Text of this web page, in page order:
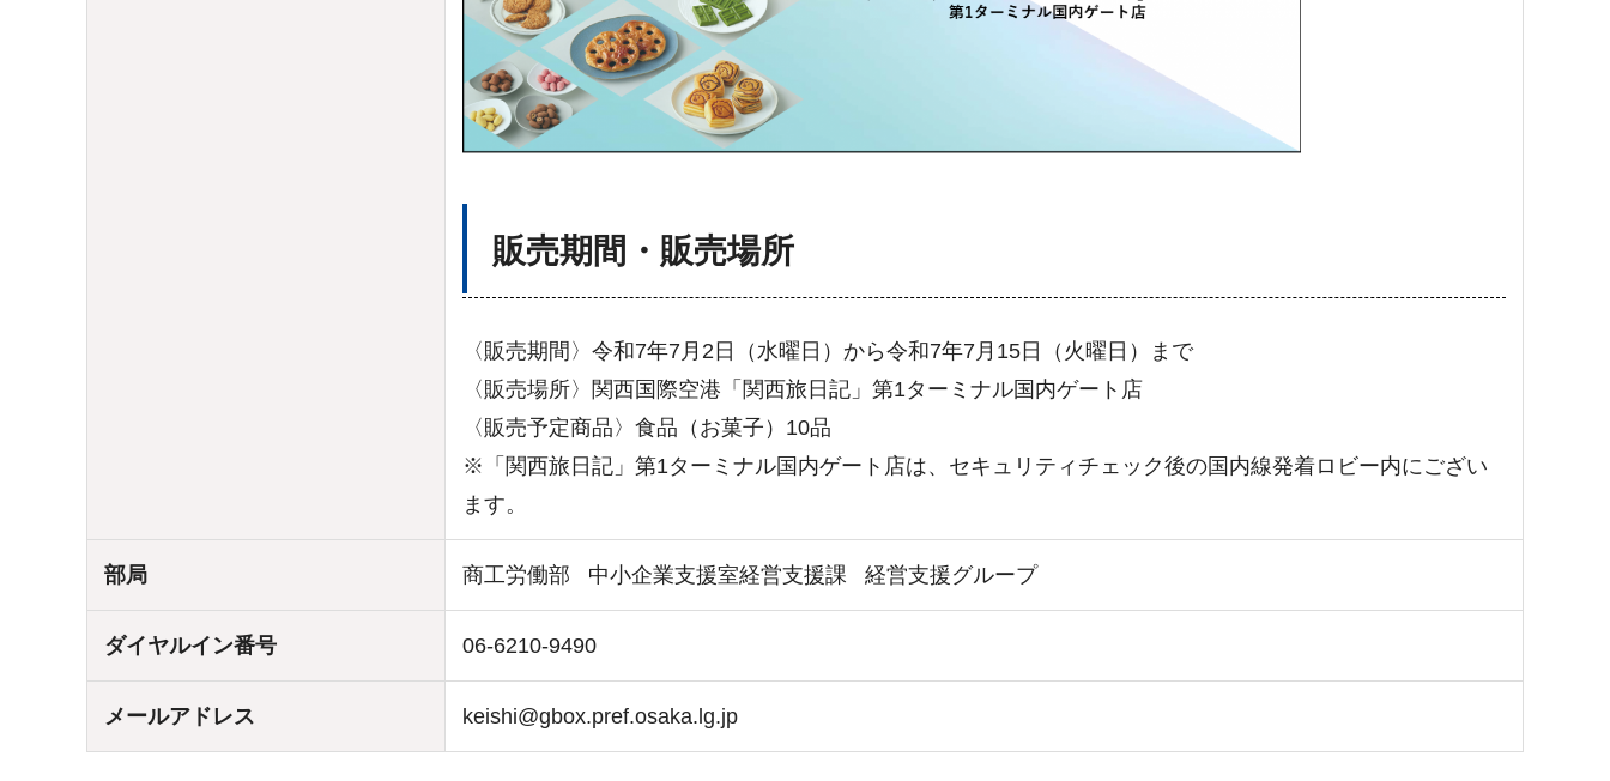
販売期間・販売場所
〈販売期間〉令和7年7月2日（水曜日）から令和7年7月15日（火曜日）まで
〈販売場所〉関西国際空港「関西旅日記」第1ターミナル国内ゲート店
〈販売予定商品〉食品（お菓子）10品
※「関西旅日記」第1ターミナル国内ゲート店は、セキュリティチェック後の国内線発着ロビー内にござい
ます。
部局 商工労働部 中小企業支援室経営支援課 経営支援グループ
ダイヤルイン番号 06-6210-9490
メールアドレス keishi@gbox.pref.osaka.lg.jp